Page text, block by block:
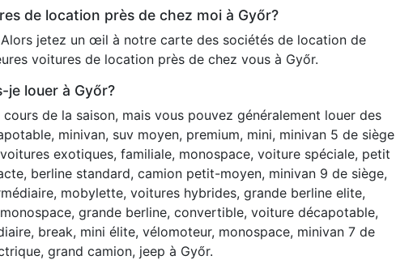
de location près de chez moi à Győr?
Alors jetez un œil à notre carte des sociétés de location de
voitures de location près de chez vous à Győr.
je louer à Győr?
de la saison, mais vous pouvez généralement louer des
minivan, suv moyen, premium, mini, minivan 5 de siège
exotiques, familiale, monospace, voiture spéciale, petit
berline standard, camion petit-moyen, minivan 9 de siège,
mobylette, voitures hybrides, grande berline elite,
grande berline, convertible, voiture décapotable,
break, mini élite, vélomoteur, monospace, minivan 7 de
grand camion, jeep à Győr.